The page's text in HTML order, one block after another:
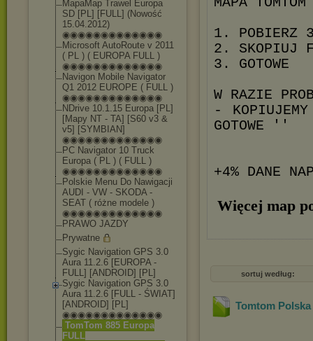
MapaMap Trawel Europa
SD [PL] [FULL] (Nowość
15.04.2012)
◉◉◉◉◉◉◉◉◉◉◉◉◉
Microsoft AutoRoute v 2011
( PL ) ( EUROPA FULL )
◉◉◉◉◉◉◉◉◉◉◉◉◉
Navigon Mobile Navigator
Q1 2012 EUROPE ( FULL )
◉◉◉◉◉◉◉◉◉◉◉◉◉
NDrive 10.1.15 Europa [PL]
[Mapy NT - TA] [S60 v3 &
v5] [SYMBIAN]
◉◉◉◉◉◉◉◉◉◉◉◉◉
PC Navigator 10 Truck
Europa ( PL ) ( FULL )
◉◉◉◉◉◉◉◉◉◉◉◉◉
Polskie Menu Do Nawigacji
AUDI - VW - SKODA -
SEAT ( różne modele )
◉◉◉◉◉◉◉◉◉◉◉◉◉
PRAWO JAZDY
Prywatne
Sygic Navigation GPS 3.0
Aura 11.2.6 [EUROPA -
FULL] [ANDROID] [PL]
Sygic Navigation GPS 3.0
Aura 11.2.6 [FULL - ŚWIAT]
[ANDROID] [PL]
◉◉◉◉◉◉◉◉◉◉◉◉◉
TomTom 885 Europa
FULL
1. POBIERZ 3
2. SKOPIUJ
3. GOTOWE
W RAZIE
-
GOTOWE ''
+4% DANE
Więcej map
sortuj według:
Tomtom Polska